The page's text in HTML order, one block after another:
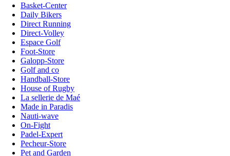
Basket-Center
Daily Bikers
Direct Running
Direct-Volley
Espace Golf
Foot-Store
Galopp-Store
Golf and co
Handball-Store
House of Rugby
La sellerie de Maé
Made in Paradis
Nauti-wave
On-Fight
Padel-Expert
Pecheur-Store
Pet and Garden